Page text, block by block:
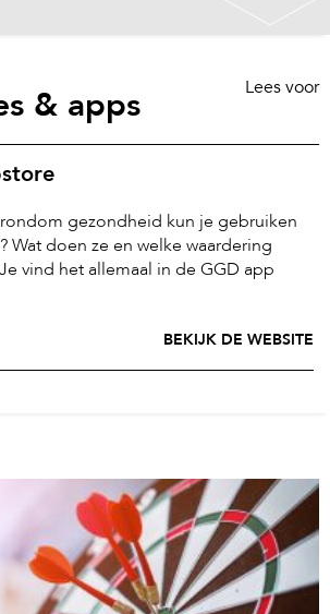
Lees voor
& apps
gezondheid kun je gebruiken
Wat doen ze en welke waardering
vind het allemaal in de GGD app
BEKIJK DE WEBSITE